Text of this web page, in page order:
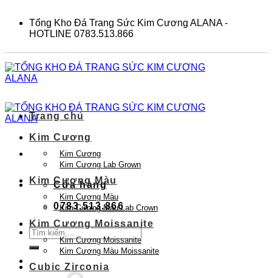
content
Tổng Kho Đá Trang Sức Kim Cương ALANA -
HOTLINE 0783.513.866
Cửa hàng
0783.513.866
Tìm
kiếm:
Trang chủ
Kim Cương
Kim Cương
Kim Cương Lab Grown
Kim Cương Màu
Kim Cương Màu
Kim Cương Màu Lab Crown
Kim Cương Moissanite
Kim Cương Moissanite
Kim Cương Màu Moissanite
Cubic Zirconia